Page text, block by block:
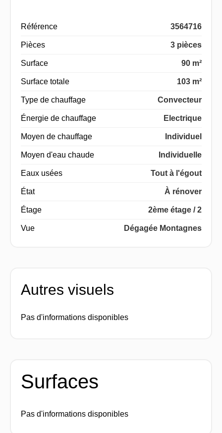
Référence 3564716
Pièces 3 pièces
Surface 90 m²
Surface totale 103 m²
Type de chauffage Convecteur
Énergie de chauffage Electrique
Moyen de chauffage Individuel
Moyen d'eau chaude Individuelle
Eaux usées Tout à l'égout
État À rénover
Étage 2ème étage / 2
Vue Dégagée Montagnes
Autres visuels
Pas d'informations disponibles
Surfaces
Pas d'informations disponibles